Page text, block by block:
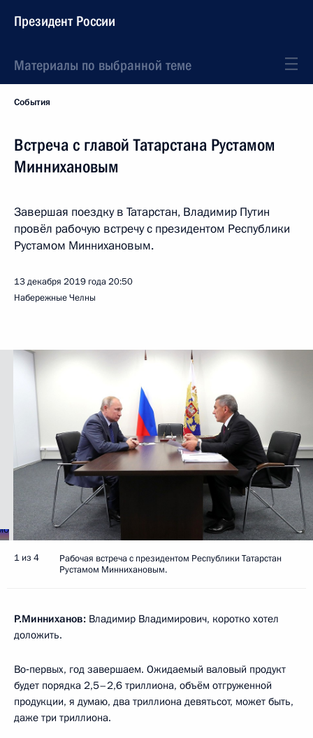
Президент России
Материалы по выбранной теме
События
Встреча с главой Татарстана Рустамом
Миннихановым
Завершая поездку в Татарстан, Владимир Путин
провёл рабочую встречу с президентом Республики
Рустамом Миннихановым.
13 декабря 2019 года20:50
Набережные Челны
1 из 4
Рабочая встреча с президентом Республики Татарстан
Рустамом Миннихановым.
Р.Минниханов: Владимир Владимирович, коротко хотел
доложить.
Во‑первых, год завершаем. Ожидаемый валовый продукт
будет порядка 2,5–2,6 триллиона, объём отгруженной
продукции, я думаю, два триллиона девятьсот, может быть,
даже три триллиона.